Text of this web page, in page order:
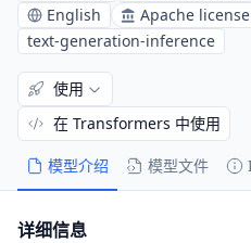
English
Apache
text-generation-inference
模型介绍 模型文件
使用
在 Transformers 中使用
详细信息